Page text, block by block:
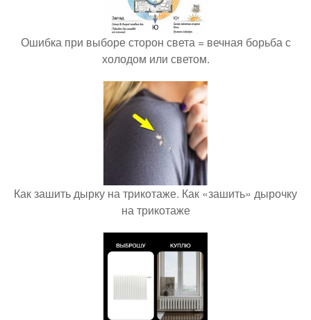
Ошибка при выборе сторон света = вечная борьба с
холодом или светом.
Как зашить дырку на трикотаже. Как «зашить» дырочку
на трикотаже